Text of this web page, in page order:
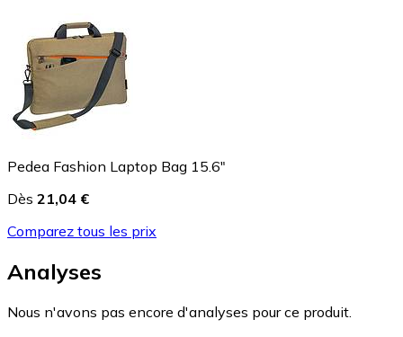
Pedea Fashion Laptop Bag 15.6"
Dès 21,04 €
Comparez tous les prix
Analyses
Nous n'avons pas encore d'analyses pour ce produit.